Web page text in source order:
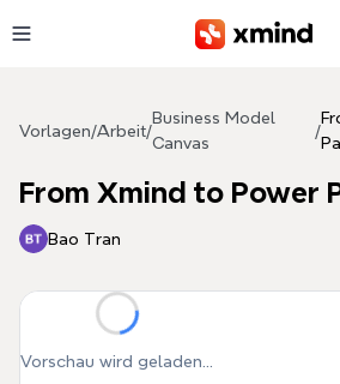
Vorlagen/Arbeit/
Business Model
Canvas
/
From Xmind to Power
Bao Tran
Vorschau wird geladen...